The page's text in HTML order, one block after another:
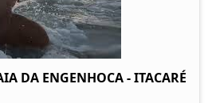
DA ENGENHOCA - ITACARÉ